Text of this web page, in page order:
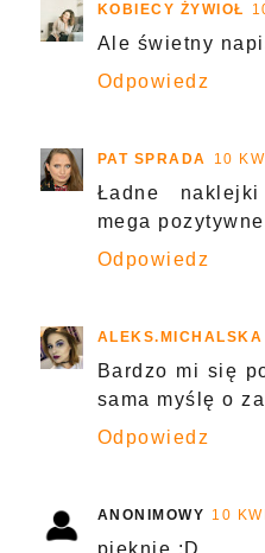
KOBIECY ŻYWIOŁ
Ale świetny
Odpowiedz
PAT SPRADA 10
Ładne
mega
Odpowiedz
ALEKS.MICHALSKA
Bardzo mi się
sama myślę o
Odpowiedz
ANONIMOWY 10